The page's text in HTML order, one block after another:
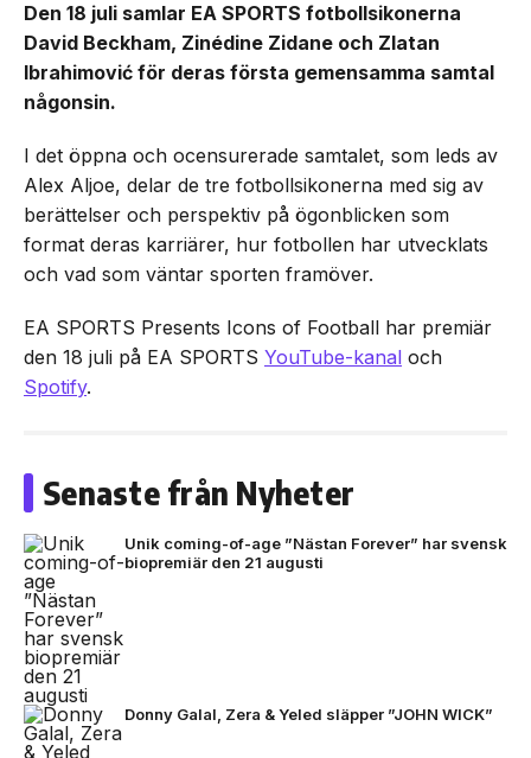
Den 18 juli samlar EA SPORTS fotbollsikonerna
David Beckham, Zinédine Zidane och Zlatan
Ibrahimović för deras första gemensamma samtal
någonsin.
I det öppna och ocensurerade samtalet, som leds av
Alex Aljoe, delar de tre fotbollsikonerna med sig av
berättelser och perspektiv på ögonblicken som
format deras karriärer, hur fotbollen har utvecklats
och vad som väntar sporten framöver.
EA SPORTS Presents Icons of Football har premiär
den 18 juli på EA SPORTS YouTube-kanal och
Spotify.
Senaste från Nyheter
Unik coming-of-age ”Nästan Forever” har svensk
biopremiär den 21 augusti
Donny Galal, Zera & Yeled släpper ”JOHN WICK”